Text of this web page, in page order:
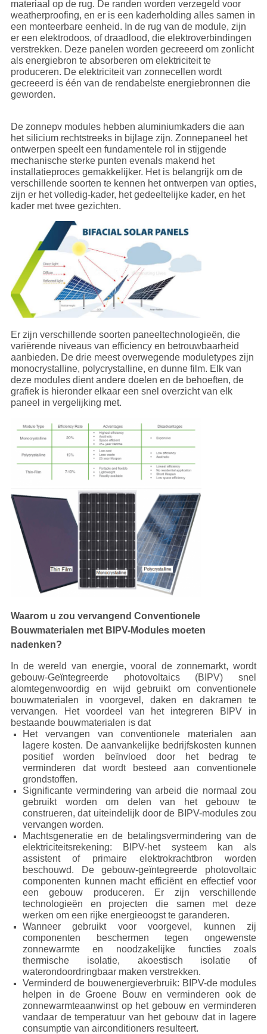
materiaal op de rug. De randen worden verzegeld voor
weatherproofing, en er is een kaderholding alles samen in
een monteerbare eenheid. In de rug van de module, zijn
er een elektrodoos, of draadlood, die elektroverbindingen
verstrekken. Deze panelen worden gecreeerd om zonlicht
als energiebron te absorberen om elektriciteit te
produceren. De elektriciteit van zonnecellen wordt
gecreeerd is één van de rendabelste energiebronnen die
geworden.
De zonnepv modules hebben aluminiumkaders die aan
het silicium rechtstreeks in bijlage zijn. Zonnepaneel het
ontwerpen speelt een fundamentele rol in stijgende
mechanische sterke punten evenals makend het
installatieproces gemakkelijker. Het is belangrijk om de
verschillende soorten te kennen het ontwerpen van opties,
zijn er het volledig-kader, het gedeeltelijke kader, en het
kader met twee gezichten.
Er zijn verschillende soorten paneeltechnologieën, die
variërende niveaus van efficiency en betrouwbaarheid
aanbieden. De drie meest overwegende moduletypes zijn
monocrystalline, polycrystalline, en dunne film. Elk van
deze modules dient andere doelen en de behoeften, de
grafiek is hieronder elkaar een snel overzicht van elk
paneel in vergelijking met.
Waarom u zou vervangend Conventionele
Bouwmaterialen met BIPV-Modules moeten
nadenken?
In de wereld van energie, vooral de zonnemarkt, wordt
gebouw-Geïntegreerde photovoltaics (BIPV) snel
alomtegenwoordig en wijd gebruikt om conventionele
bouwmaterialen in voorgevel, daken en dakramen te
vervangen. Het voordeel van het integreren BIPV in
bestaande bouwmaterialen is dat
Het vervangen van conventionele materialen aan
lagere kosten. De aanvankelijke bedrijfskosten kunnen
positief worden beïnvloed door het bedrag te
verminderen dat wordt besteed aan conventionele
grondstoffen.
Significante vermindering van arbeid die normaal zou
gebruikt worden om delen van het gebouw te
construeren, dat uiteindelijk door de BIPV-modules zou
vervangen worden.
Machtsgeneratie en de betalingsvermindering van de
elektriciteitsrekening: BIPV-het systeem kan als
assistent of primaire elektrokrachtbron worden
beschouwd. De gebouw-geïntegreerde photovoltaic
componenten kunnen macht efficiënt en effectief voor
een gebouw produceren. Er zijn verschillende
technologieën en projecten die samen met deze
werken om een rijke energieoogst te garanderen.
Wanneer gebruikt voor voorgevel, kunnen zij
componenten beschermen tegen ongewenste
zonnewarmte en noodzakelijke functies zoals
thermische isolatie, akoestisch isolatie of
waterondoordringbaar maken verstrekken.
Verminderd de bouwenergieverbruik: BIPV-de modules
helpen in de Groene Bouw en verminderen ook de
zonnewarmteaanwinst op het gebouw en verminderen
vandaar de temperatuur van het gebouw dat in lagere
consumptie van airconditioners resulteert.